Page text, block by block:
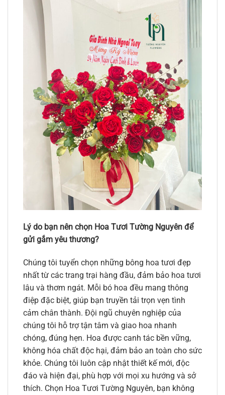
Lý do bạn nên chọn Hoa Tươi Tường Nguyên để
gửi gắm yêu thương?
Chúng tôi tuyển chọn những bông hoa tươi đẹp
nhất từ các trang trại hàng đầu, đảm bảo hoa tươi
lâu và thơm ngát. Mỗi bó hoa đều mang thông
điệp đặc biệt, giúp bạn truyền tải trọn vẹn tình
cảm chân thành. Đội ngũ chuyên nghiệp của
chúng tôi hỗ trợ tận tâm và giao hoa nhanh
chóng, đúng hẹn. Hoa được canh tác bền vững,
không hóa chất độc hại, đảm bảo an toàn cho sức
khỏe. Chúng tôi luôn cập nhật thiết kế mới, độc
đáo và hiện đại, phù hợp với mọi xu hướng và sở
thích. Chọn Hoa Tươi Tường Nguyên, bạn không